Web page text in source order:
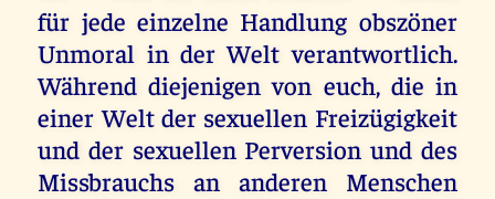
für jede einzelne Handlung obszöner
Unmoral in der Welt verantwortlich.
Während diejenigen von euch, die in
einer Welt der sexuellen Freizügigkeit
und der sexuellen Perversion und des
Missbrauchs an anderen Menschen